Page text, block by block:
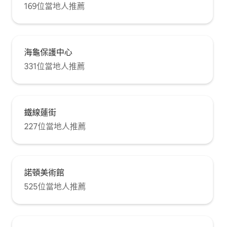
169位當地人推薦
海龜保護中心
331位當地人推薦
鐵線蓮街
227位當地人推薦
諾頓美術館
525位當地人推薦